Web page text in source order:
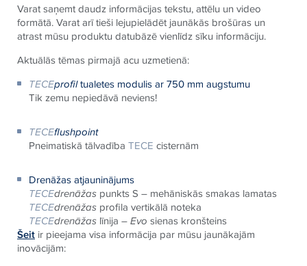
Varat saņemt daudz informācijas tekstu, attēlu un video
formātā. Varat arī tieši lejupielādēt jaunākās brošūras un
atrast mūsu produktu datubāzē vienlīdz sīku informāciju.
Aktuālās tēmas pirmajā acu uzmetienā:
TECEprofiltualetes modulis ar 750 mm augstumu
Tik zemu nepiedāvā neviens!
TECEflushpoint
Pneimatiskā tālvadība TECE cisternām
Drenāžas atjauninājums
TECEdrenāžaspunkts S – mehāniskās smakas lamatas
TECEdrenāžasprofila vertikālā noteka
TECEdrenāžaslīnija –Evo sienas kronšteins
Šeit ir pieejama visa informācija par mūsu jaunākajām
inovācijām: